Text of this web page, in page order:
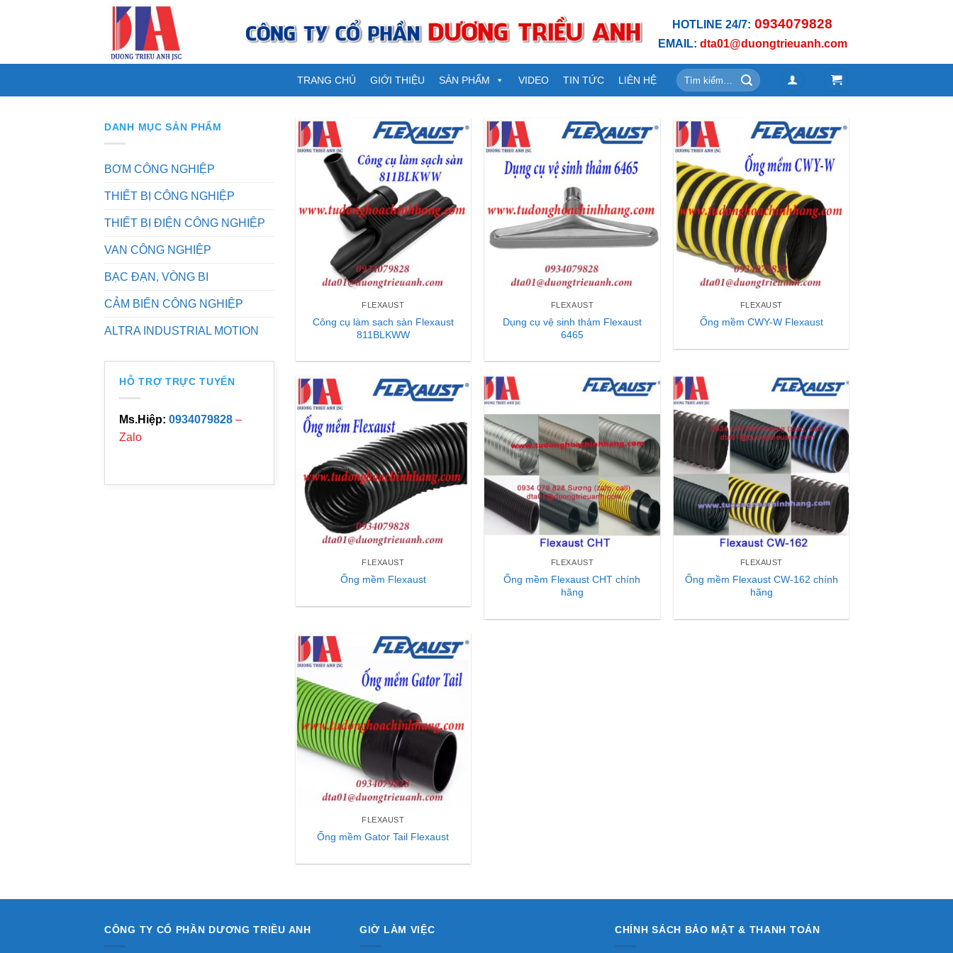
HOTLINE 24/7: 0934079828
EMAIL: dta01@duongtrieuanh.com
TRANG CHỦ GIỚI THIỆU SẢN PHẨM VIDEO TIN TỨC LIÊN HỆ
Tìm
kiếm:
DANH MỤC SẢN PHẨM
BƠM CÔNG NGHIỆP
THIẾT BỊ CÔNG NGHIỆP
THIẾT BỊ ĐIỆN CÔNG NGHIỆP
VAN CÔNG NGHIỆP
BẠC ĐẠN, VÒNG BI
CẢM BIẾN CÔNG NGHIỆP
ALTRA INDUSTRIAL MOTION
HỖ TRỢ TRỰC TUYẾN
Ms.Hiệp: 0934079828 –
Zalo
FLEXAUST
Công cụ làm sạch sàn Flexaust
811BLKWW
FLEXAUST
Dụng cụ vệ sinh thảm Flexaust
6465
FLEXAUST
Ống mềm CWY-W Flexaust
FLEXAUST
Ống mềm Flexaust
FLEXAUST
Ống mềm Flexaust CHT chính
hãng
FLEXAUST
Ống mềm Flexaust CW-162 chính
hãng
FLEXAUST
Ống mềm Gator Tail Flexaust
CÔNG TY CỔ PHẦN DƯƠNG TRIỀU ANH GIỜ LÀM VIỆC CHÍNH SÁCH BẢO MẬT & THANH TOÁN